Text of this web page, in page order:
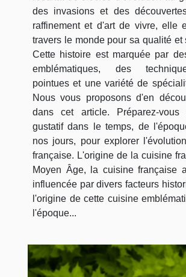
des invasions et des
raffinement et d'art de vivre, elle
travers le monde pour sa qualité et
Cette histoire est marquée par
emblématiques, des
pointues et une variété de
Nous vous proposons d'en
dans cet article. Préparez-
gustatif dans le temps, de
nos jours, pour explorer
française. L'origine de la cuisine
Moyen Âge, la cuisine française
influencée par divers facteurs
l'origine de cette cuisine
l'époque...